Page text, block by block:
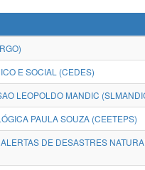
E SOCIAL (CEDES)
LEOPOLDO MANDIC
PAULA SOUZA (CEETEPS)
DE DESASTRES